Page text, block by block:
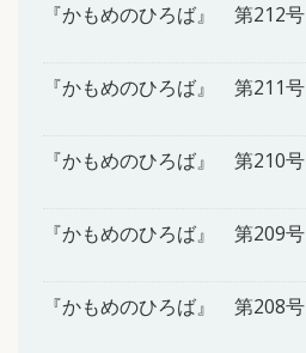
『かもめのひろば』 第212号
『かもめのひろば』 第211号
『かもめのひろば』 第210号
『かもめのひろば』 第209号
『かもめのひろば』 第208号